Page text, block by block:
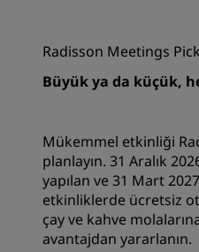
Radisson Meetings
Büyük ya da küçük,
Mükemmel etkinliği
planlayın. 31 Aralık
yapılan ve 31 Mart
etkinliklerde ücretsiz
çay ve kahve
avantajdan yararlanın.